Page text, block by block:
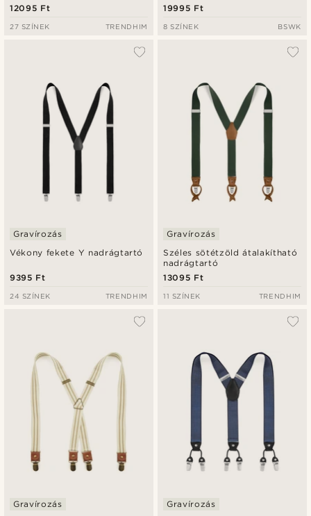
12095 Ft
27 SZÍNEK TRENDHIM
19995 Ft
8 SZÍNEK BSWK
Vékony fekete Y nadrágtartó
Gravírozás
9395 Ft
24 SZÍNEK TRENDHIM
Széles sötétzöld átalakítható
nadrágtartó
Gravírozás
13095 Ft
11 SZÍNEK TRENDHIM
Gravírozás Gravírozás